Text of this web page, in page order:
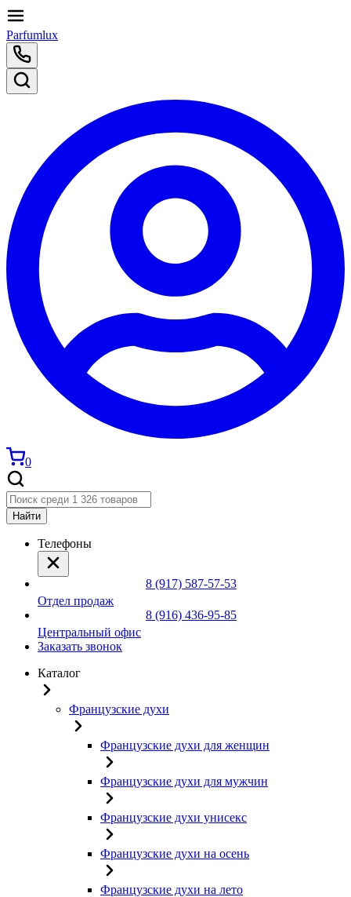
Parfumlux
0
Найти
Телефоны
8 (917) 587-57-53
Отдел продаж
8 (916) 436-95-85
Центральный офис
Заказать звонок
Каталог
Французские духи
Французские духи для женщин
Французские духи для мужчин
Французские духи унисекс
Французские духи на осень
Французские духи на лето